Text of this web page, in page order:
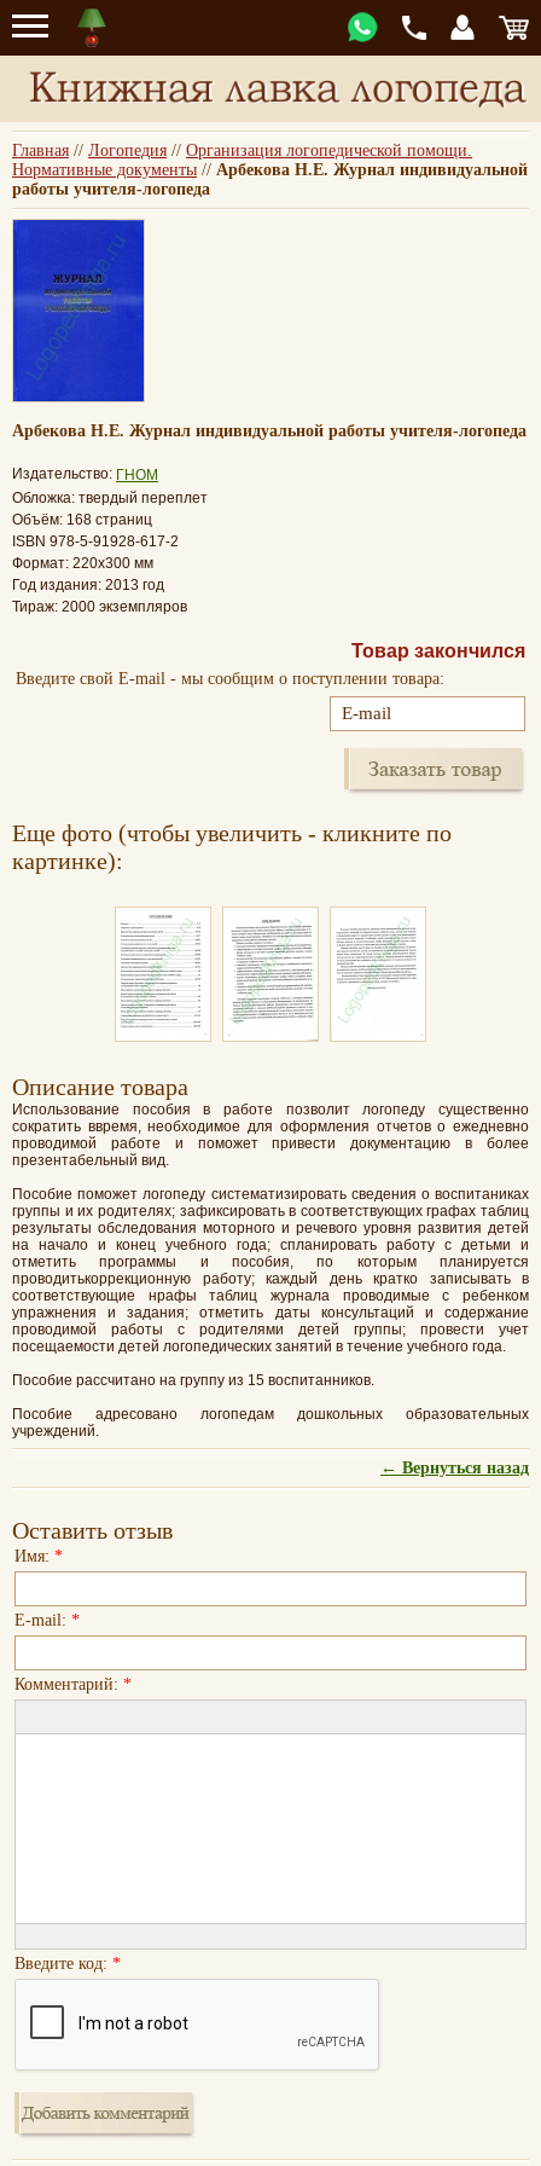
Главная // Логопедия // Организация логопедической помощи.
Нормативные документы // Арбекова Н.Е. Журнал индивидуальной
работы учителя-логопеда
Арбекова Н.Е. Журнал индивидуальной работы учителя-логопеда
Издательство: ГНОМ
Обложка: твердый переплет
Объём: 168 страниц
ISBN 978-5-91928-617-2
Формат: 220х300 мм
Год издания: 2013 год
Тираж: 2000 экземпляров
Товар закончился
Введите свой E-mail - мы сообщим о поступлении товара:
Еще фото (чтобы увеличить - кликните по
картинке):
Oписание товара
Использование пособия в работе позволит логопеду существенно
сократить ввремя, необходимое для оформления отчетов о ежедневно
проводимой работе и поможет привести документацию в более
презентабельный вид.
Пособие поможет логопеду систематизировать сведения о воспитаниках
группы и их родителях; зафиксировать в соответствующих графах таблиц
результаты обследования моторного и речевого уровня развития детей
на начало и конец учебного года; спланировать работу с детьми и
отметить программы и пособия, по которым планируется
проводитькоррекционную работу; каждый день кратко записывать в
соответствующие нрафы таблиц журнала проводимые с ребенком
упражнения и задания; отметить даты консультаций и содержание
проводимой работы с родителями детей группы; провести учет
посещаемости детей логопедических занятий в течение учебного года.
Пособие рассчитано на группу из 15 воспитанников.
Пособие адресовано логопедам дошкольных образовательных
учреждений.
← Вернуться назад
Оставить отзыв
Имя: *
E-mail: *
Комментарий: *
Введите код: *